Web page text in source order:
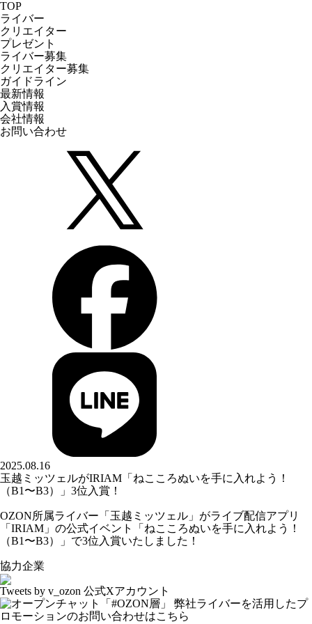
TOP
ライバー
クリエイター
プレゼント
ライバー募集
クリエイター募集
ガイドライン
最新情報
入賞情報
会社情報
お問い合わせ
2025.08.16
玉越ミッツェルがIRIAM「ねこころぬいを手に入れよう！
（B1〜B3）」3位入賞！
OZON所属ライバー「 玉越ミッツェル 」がライブ配信アプリ
「IRIAM」の公式イベント「ねこころぬいを手に入れよう！
（B1〜B3）」で3位入賞いたしました！
協力企業
Tweets by v_ozon 公式Xアカウント
弊社ライバーを活用したプ
ロモーションのお問い合わせはこちら